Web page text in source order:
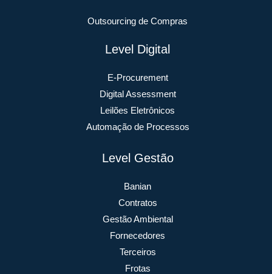
Outsourcing de Compras
Level Digital
E-Procurement
Digital Assessment
Leilões Eletrônicos
Automação de Processos
Level Gestão
Banian
Contratos
Gestão Ambiental
Fornecedores
Terceiros
Frotas